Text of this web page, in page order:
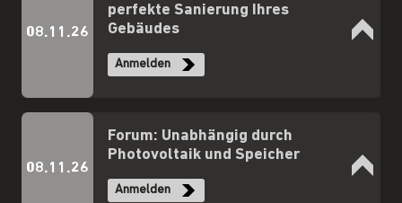
08.11.26
perfekte Sanierung Ihres
Gebäudes
Anmelden
08.11.26
Forum: Unabhängig durch
Photovoltaik und Speicher
Anmelden